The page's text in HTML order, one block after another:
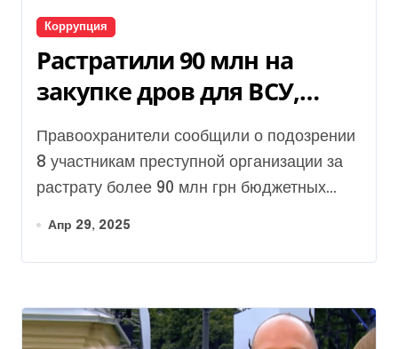
Коррупция
Растратили 90 млн на
закупке дров для ВСУ,
покупали квартиры и
раритетные авто –
разоблачена схема
Правоохранители сообщили о подозрении
8 участникам преступной организации за
растрату более 90 млн грн бюджетных...
Апр 29, 2025